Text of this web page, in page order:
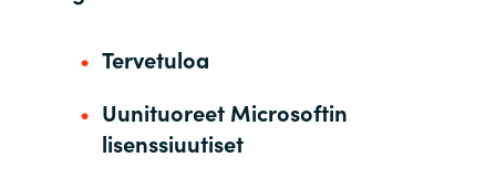
Kingdom of Saudi Arabia
Tervetuloa
Uunituoreet Microsoftin
lisenssiuutiset